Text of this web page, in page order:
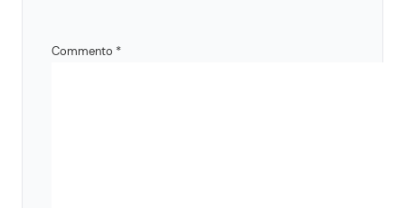
Commento *